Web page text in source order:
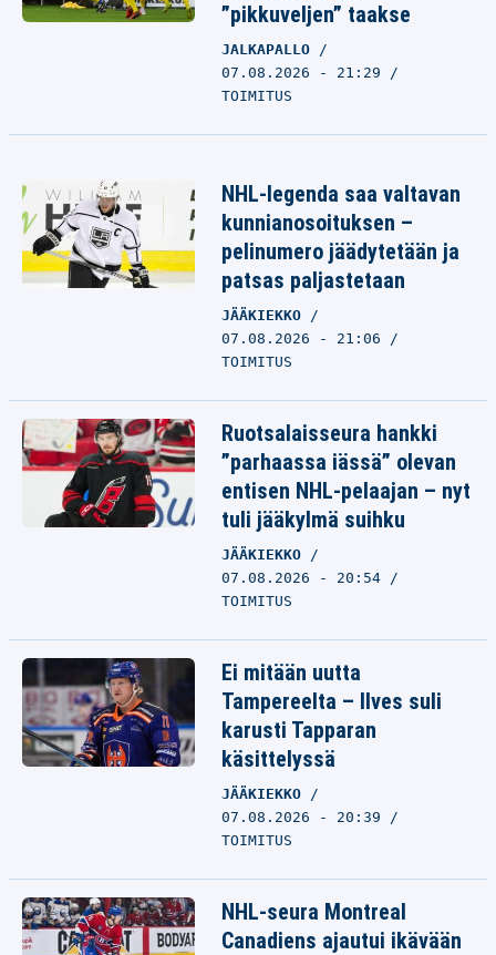
”pikkuveljen” taakse
JALKAPALLO
07.08.2026 - 21:29
TOIMITUS
NHL-legenda saa valtavan
kunnianosoituksen –
pelinumero jäädytetään ja
patsas paljastetaan
JÄÄKIEKKO
07.08.2026 - 21:06
TOIMITUS
Ruotsalaisseura hankki
”parhaassa iässä” olevan
entisen NHL-pelaajan – nyt
tuli jääkylmä suihku
JÄÄKIEKKO
07.08.2026 - 20:54
TOIMITUS
Ei mitään uutta
Tampereelta – Ilves suli
karusti Tapparan
käsittelyssä
JÄÄKIEKKO
07.08.2026 - 20:39
TOIMITUS
NHL-seura Montreal
Canadiens ajautui ikävään